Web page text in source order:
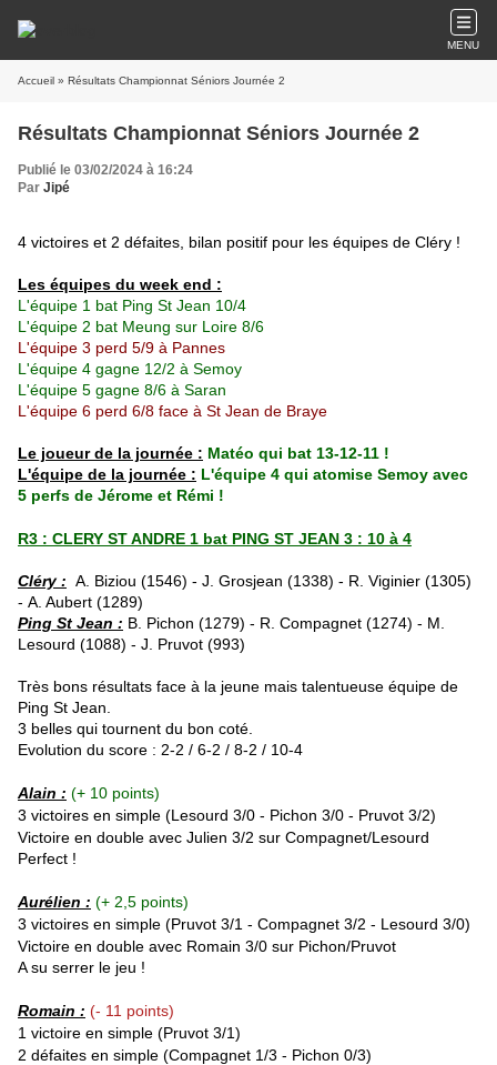
MENU
Accueil » Résultats Championnat Séniors Journée 2
Résultats Championnat Séniors Journée 2
Publié le 03/02/2024 à 16:24
Par Jipé
4 victoires et 2 défaites, bilan positif pour les équipes de Cléry !
Les équipes du week end :
L'équipe 1 bat Ping St Jean 10/4
L'équipe 2 bat Meung sur Loire 8/6
L'équipe 3 perd 5/9 à Pannes
L'équipe 4 gagne 12/2 à Semoy
L'équipe 5 gagne 8/6 à Saran
L'équipe 6 perd 6/8 face à St Jean de Braye
Le joueur de la journée : Matéo qui bat 13-12-11 !
L'équipe de la journée : L'équipe 4 qui atomise Semoy avec
5 perfs de Jérome et Rémi !
R3 : CLERY ST ANDRE 1 bat PING ST JEAN 3 : 10 à 4
Cléry : A. Biziou (1546) - J. Grosjean (1338) - R. Viginier (1305)
- A. Aubert (1289)
Ping St Jean : B. Pichon (1279) - R. Compagnet (1274) - M.
Lesourd (1088) - J. Pruvot (993)
Très bons résultats face à la jeune mais talentueuse équipe de
Ping St Jean.
3 belles qui tournent du bon coté.
Evolution du score : 2-2 / 6-2 / 8-2 / 10-4
Alain : (+ 10 points)
3 victoires en simple (Lesourd 3/0 - Pichon 3/0 - Pruvot 3/2)
Victoire en double avec Julien 3/2 sur Compagnet/Lesourd
Perfect !
Aurélien : (+ 2,5 points)
3 victoires en simple (Pruvot 3/1 - Compagnet 3/2 - Lesourd 3/0)
Victoire en double avec Romain 3/0 sur Pichon/Pruvot
A su serrer le jeu !
Romain : (- 11 points)
1 victoire en simple (Pruvot 3/1)
2 défaites en simple (Compagnet 1/3 - Pichon 0/3)